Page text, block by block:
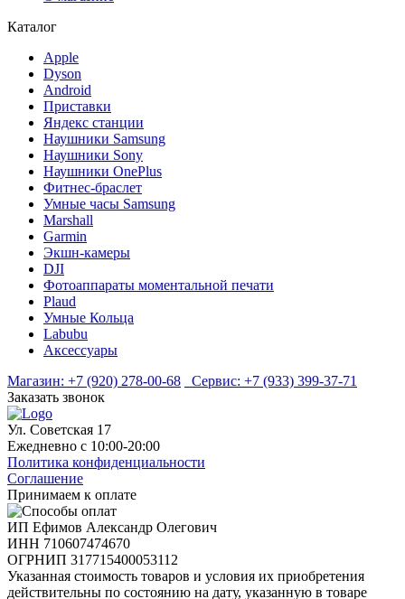
Каталог
Apple
Dyson
Android
Приставки
Яндекс станции
Наушники Samsung
Наушники Sony
Наушники OnePlus
Фитнес-браслет
Умные часы Samsung
Marshall
Garmin
Экшн-камеры
DJI
Фотоаппараты моментальной печати
Plaud
Умные Кольца
Labubu
Аксессуары
Магазин: +7 (920) 278-00-68 Сервис: +7 (933) 399-37-71
Заказать звонок
Ул. Советская 17
Ежедневно с 10:00-20:00
Политика конфиденциальности
Соглашение
Принимаем к оплате
ИП Ефимов Александр Олегович
ИНН 710607474670
ОГРНИП 317715400053112
Указанная стоимость товаров и условия их приобретения
действительны по состоянию на дату, указанную в товаре